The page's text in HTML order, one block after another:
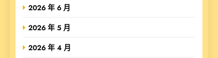
2026 年 6 月
2026 年 5 月
2026 年 4 月